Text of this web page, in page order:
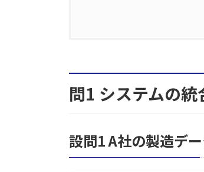
1.1.1.(1) 製造指
を40字以内で答
問1 システムの統
設問1 A社の製造デ